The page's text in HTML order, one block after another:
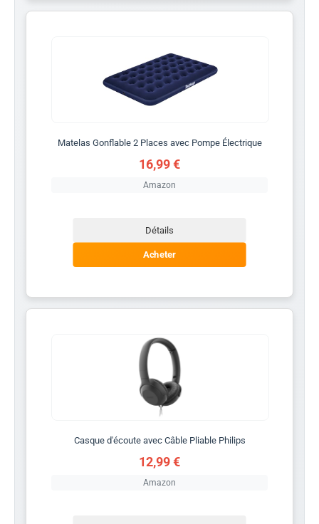
Matelas Gonflable 2 Places avec Pompe Électrique
16,99 €
Amazon
Détails
Acheter
Casque d'écoute avec Câble Pliable Philips
12,99 €
Amazon